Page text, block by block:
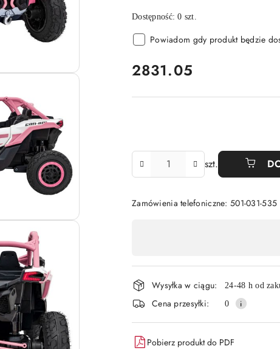
Dostępność:0 szt.
Powiadom gdy produkt będzie
cena:
2831.05
szt.
Zamówienia telefoniczne: 501-031-535
płatność
i
dostawa
Wysyłka w ciągu: 24-48 h od
Cena przesyłki: 0
Pobierz produkt do PDF